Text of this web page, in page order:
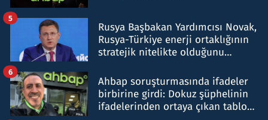
Rusya Başbakan Yardımcısı Novak,
Rusya-Türkiye enerji ortaklığının
stratejik nitelikte olduğunu
5
Ahbap soruşturmasında ifadeler
birbirine girdi: Dokuz şüphelinin
ifadelerinden ortaya çıkan tablo
6